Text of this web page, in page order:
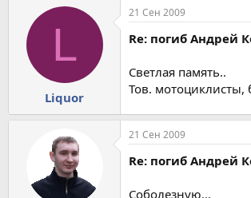
L
Liquor
21 Сен 2009
Re: погиб Андрей
Светлая память..
Тов. мотоциклисты,
21 Сен 2009
Re: погиб Андрей
Соболезную...